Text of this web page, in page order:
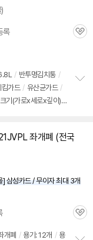
록
관
/ 반투명김치통 /
킴가드 / 유산균가드 /
크기(가로x세로x깊이):
좌개폐 (전국
삼성카드 / 무이자 최대 3개
관
개폐 / 용기: 12개 / 용